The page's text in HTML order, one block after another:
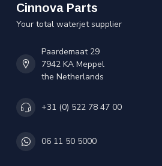
Cinnova Parts
Your total waterjet supplier
Paardemaat 29
7942 KA Meppel
the Netherlands
+31 (0) 522 78 47 00
06 11 50 5000